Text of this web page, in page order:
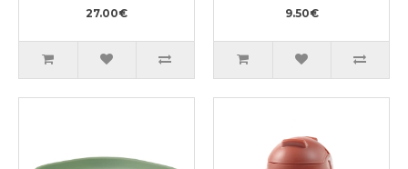
27.00€ 9.50€